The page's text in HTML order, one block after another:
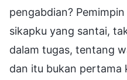
pengabdian?
sikapku yang santai,
dalam tugas, tentang
dan itu bukan pertama